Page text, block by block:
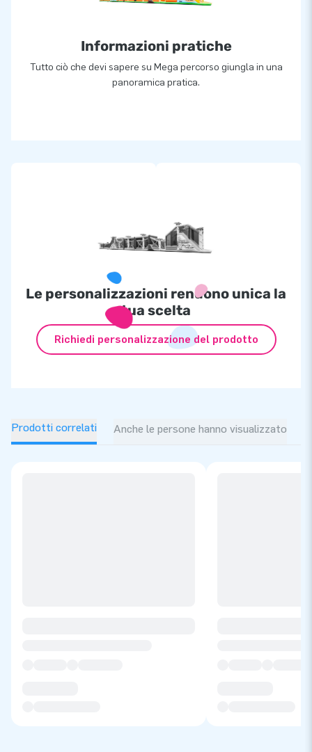
Informazioni pratiche
Tutto ciò che devi sapere su Mega percorso giungla in una
panoramica pratica.
Le personalizzazioni rendono unica la
tua scelta
Richiedi personalizzazione del prodotto
Prodotti correlati Anche le persone hanno visualizzato